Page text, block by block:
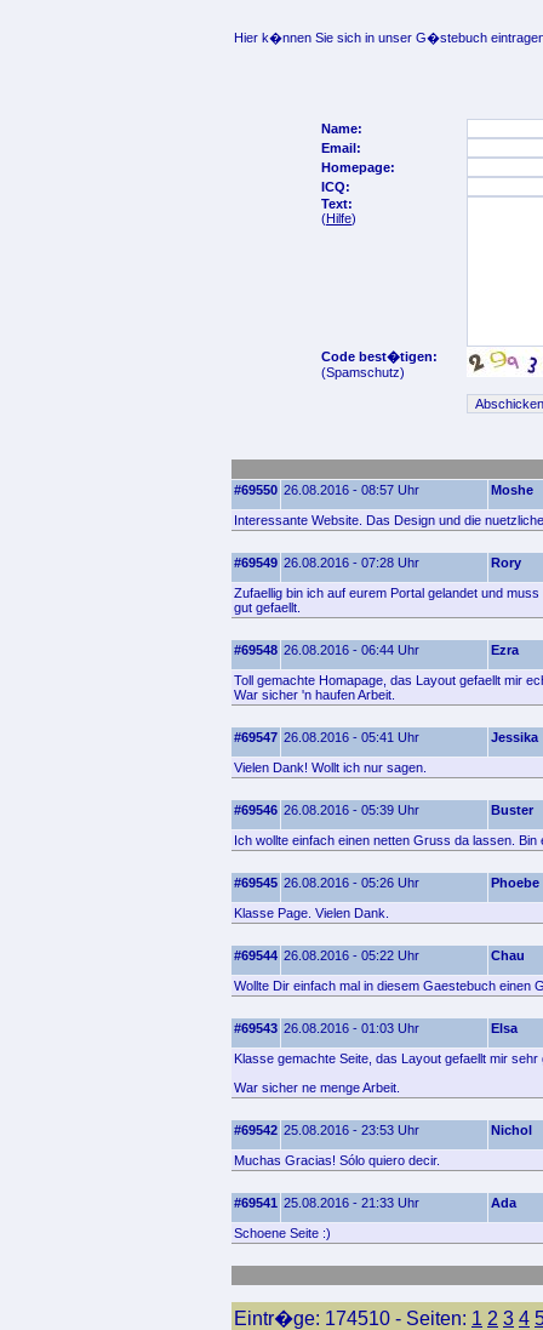
Hier k�nnen Sie sich in unser G�stebuch
Name:
Email:
Homepage:
ICQ:
Text:
(Hilfe)
Code best�tigen:
(Spamschutz)
#69550 26.08.2016 - 08:57 Uhr Moshe
Interessante Website. Das Design und die
#69549 26.08.2016 - 07:28 Uhr Rory
Zufaellig bin ich auf eurem Portal gelandet und
gut gefaellt.
#69548 26.08.2016 - 06:44 Uhr Ezra
Toll gemachte Homapage, das Layout gefaellt mir
War sicher 'n haufen Arbeit.
#69547 26.08.2016 - 05:41 Uhr Jessika
Vielen Dank! Wollt ich nur sagen.
#69546 26.08.2016 - 05:39 Uhr Buster
Ich wollte einfach einen netten Gruss da lassen.
#69545 26.08.2016 - 05:26 Uhr Phoebe
Klasse Page. Vielen Dank.
#69544 26.08.2016 - 05:22 Uhr Chau
Wollte Dir einfach mal in diesem Gaestebuch einen
#69543 26.08.2016 - 01:03 Uhr Elsa
Klasse gemachte Seite, das Layout gefaellt mir sehr
War sicher ne menge Arbeit.
#69542 25.08.2016 - 23:53 Uhr Nichol
Muchas Gracias! Sólo quiero decir.
#69541 25.08.2016 - 21:33 Uhr Ada
Schoene Seite :)
Eintr�ge: 174510 - Seiten: 1 2 3 4